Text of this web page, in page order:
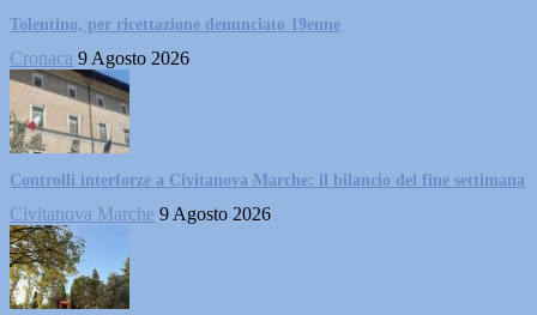
Tolentino, per ricettazione denunciato 19enne
Cronaca 9 Agosto 2026
Controlli interforze a Civitanova Marche: il bilancio del fine settimana
Civitanova Marche 9 Agosto 2026